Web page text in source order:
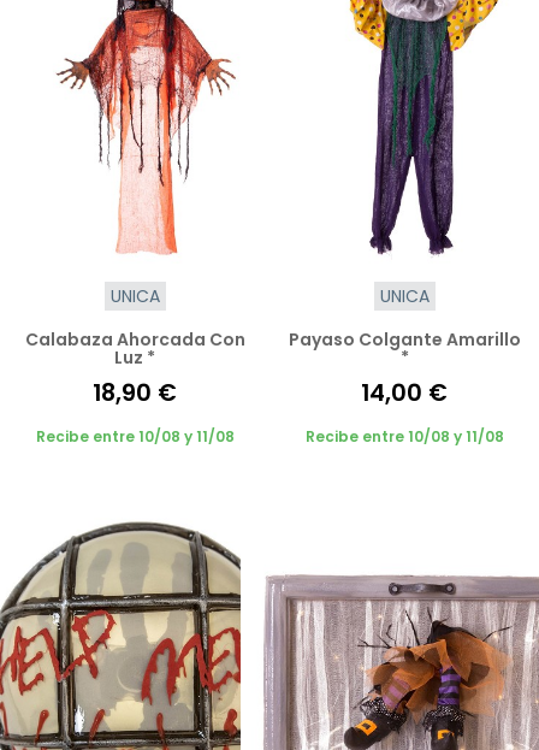
UNICA
Calabaza Ahorcada Con
Luz *
18,90 €
Recibe entre 10/08 y 11/08
UNICA
Payaso Colgante Amarillo
*
14,00 €
Recibe entre 10/08 y 11/08